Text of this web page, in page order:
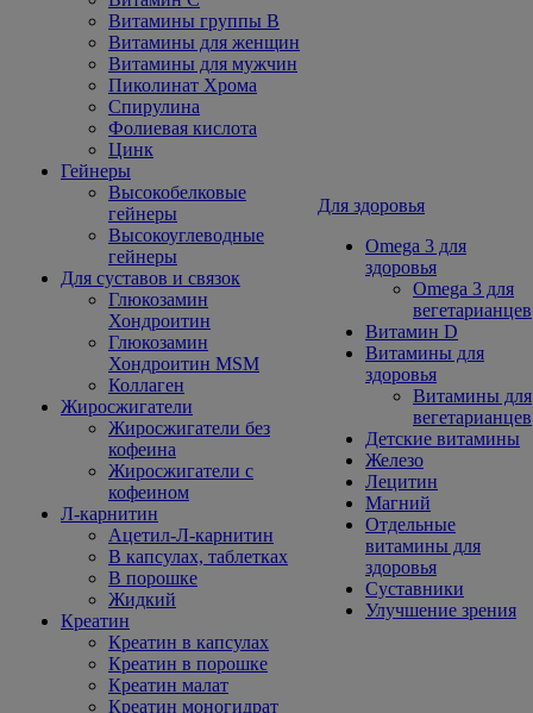
Витамины группы В
Витамины для женщин
Витамины для мужчин
Пиколинат Хрома
Спирулина
Фолиевая кислота
Цинк
Гейнеры
Высокобелковые
гейнеры
Высокоуглеводные
гейнеры
Для суставов и связок
Глюкозамин
Хондроитин
Глюкозамин
Хондроитин MSM
Коллаген
Жиросжигатели
Жиросжигатели без
кофеина
Жиросжигатели с
кофеином
Л-карнитин
Ацетил-Л-карнитин
В капсулах, таблетках
В порошке
Жидкий
Креатин
Креатин в капсулах
Креатин в порошке
Креатин малат
Креатин моногидрат
Для здоровья
Omega 3 для
здоровья
Omega 3 для
вегетарианцев
Витамин D
Витамины для
здоровья
Витамины для
вегетарианцев
Детские витамины
Железо
Лецитин
Магний
Отдельные
витамины для
здоровья
Суставники
Улучшение зрения